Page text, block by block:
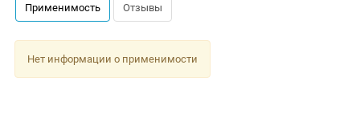
Применимость Отзывы
Нет информации о применимости